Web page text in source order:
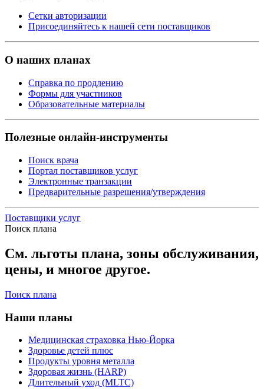
Сетки авторизации
Присоединяйтесь к нашей сети поставщиков
О наших планах
Справка по продлению
Формы для участников
Образовательные материалы
Полезные онлайн-инструменты
Поиск врача
Портал поставщиков услуг
Электронные транзакции
Предварительные разрешения/утверждения
Поставщики услуг
Поиск плана
См. льготы плана, зоны обслуживания,
цены, и многое другое.
Поиск плана
Наши планы
Медицинская страховка Нью-Йорка
Здоровье детей плюс
Продукты уровня металла
Здоровая жизнь (HARP)
Длительный уход (MLTC)